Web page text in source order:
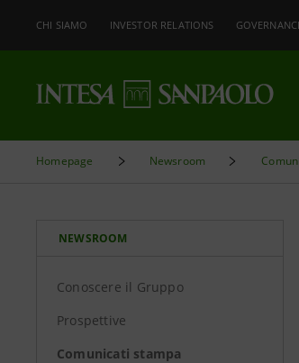
CHI SIAMO INVESTOR RELATIONS
Homepage Newsroom
NEWSROOM
Conoscere il Gruppo
Prospettive
Comunicati stampa